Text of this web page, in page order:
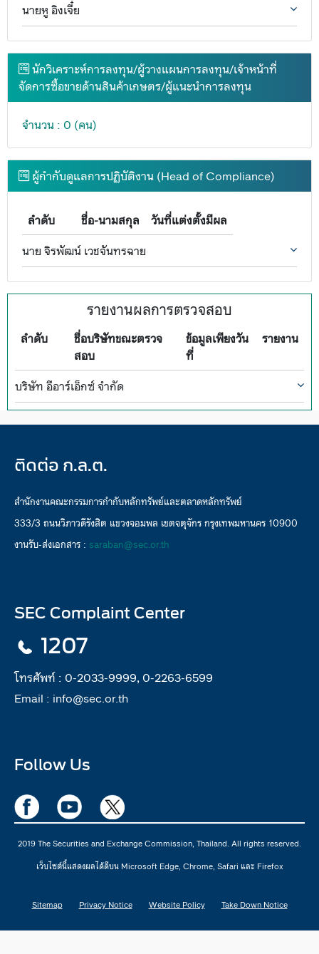
นายหู อิงเจี๋ย
นักวิเคราะห์การลงทุน/ผู้วางแผนการลงทุน/เจ้าหน้าที่
จัดการซื้อขายด้านสินค้าเกษตร/ผู้แนะนำการลงทุน
จำนวน : 0 (คน)
ผู้กำกับดูแลการปฏิบัติงาน (Head of Compliance)
ลำดับ ชื่อ-นามสกุล
วันที่แต่งตั้งมีผล
นาย จิรพัฒน์ เวชจันทรฉาย
รายงานผลการตรวจสอบ
ลำดับ
ชื่อบริษัทขณะตรวจ
สอบ
ข้อมูลเพียงวัน
ที่
รายงาน
บริษัท อีอาร์เอ็กซ์ จำกัด
ติดต่อ ก.ล.ต.
สำนักงานคณะกรรมการกำกับหลักทรัพย์และตลาดหลักทรัพย์
333/3 ถนนวิภาวดีรังสิต แขวงจอมพล เขตจตุจักร กรุงเทพมหานคร 10900
งานรับ-ส่งเอกสาร : saraban@sec.or.th
SEC Complaint Center
1207
โทรศัพท์ : 0-2033-9999, 0-2263-6599
Email : info@sec.or.th
Follow Us
2019 The Securities and Exchange Commission, Thailand. All rights reserved.
เว็บไซต์นี้แสดงผลได้ดีบน Microsoft Edge, Chrome, Safari และ Firefox
Sitemap Privacy Notice Website Policy Take Down Notice